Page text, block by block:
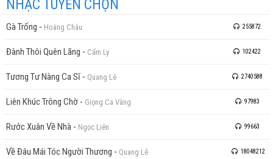
NHẠC TUYỂN CHỌN
Gà Trống - Hoàng Châu 255872
Đành Thôi Quên Lãng - Cẩm Ly 102422
Tương Tư Nàng Ca Sĩ - Quang Lê 2740588
Liên Khúc Trông Chờ - Giọng Ca Vàng 97983
Rước Xuân Về Nhà - Ngọc Liên 99663
Về Đâu Mái Tóc Người Thương - Quang Lê 18048212